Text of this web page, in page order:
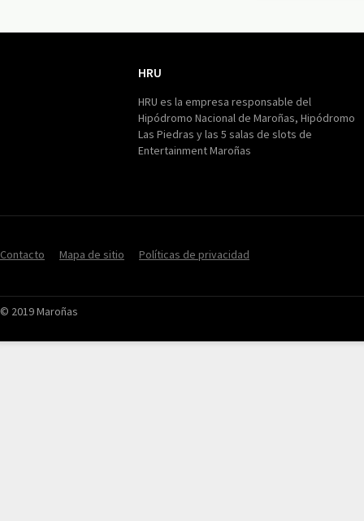
HRU
HRU es la empresa responsable del
Hipódromo Nacional de Maroñas, Hipódromo
Las Piedras y las 5 salas de slots de
Entertainment Maroñas
Contacto Mapa de sitio Políticas de privacidad
© 2019 Maroñas